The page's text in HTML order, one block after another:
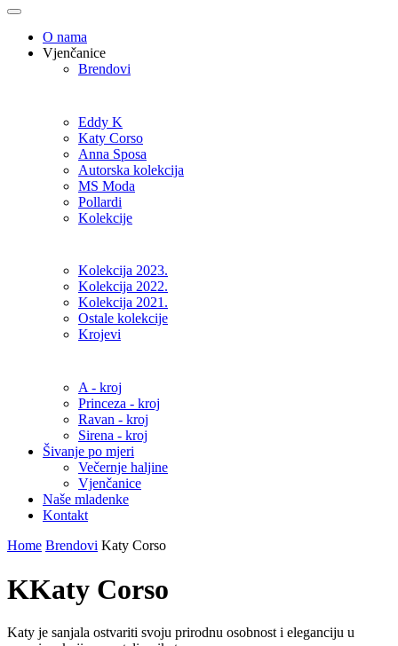
O nama
Vjenčanice
Brendovi
Eddy K
Katy Corso
Anna Sposa
Autorska kolekcija
MS Moda
Pollardi
Kolekcije
Kolekcija 2023.
Kolekcija 2022.
Kolekcija 2021.
Ostale kolekcije
Krojevi
A - kroj
Princeza - kroj
Ravan - kroj
Sirena - kroj
Šivanje po mjeri
Večernje haljine
Vjenčanice
Naše mladenke
Kontakt
Home Brendovi Katy Corso
KKaty Corso
Katy je sanjala ostvariti svoju prirodnu osobnost i eleganciju u